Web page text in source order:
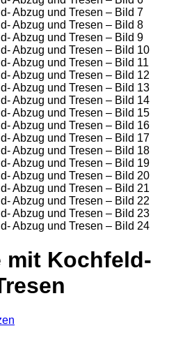
mit Kochfeld-